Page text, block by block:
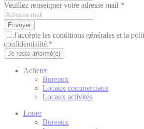
Veuillez renseigner votre adresse mail *
Envoyer
J'accèpte les conditions générales et la
confidentialité.*
Je reste informé(e)
Acheter
Bureaux
Locaux commerciaux
Locaux activités
Louer
Bureaux